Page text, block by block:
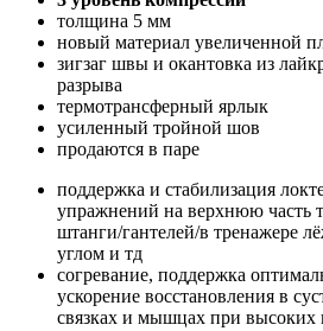
толщина 5 мм
новый материал увеличенной
зигзаг швы и окантовка из
разрыва
термотрансферный ярлык
усиленный тройной шов
продаются в паре
поддержка и стабилизация
упражнений на верхнюю часть
штанги/гантелей/в тренажере
углом и тд
согревание, поддержка
ускорение восстановления в
связках и мышцах при высоких